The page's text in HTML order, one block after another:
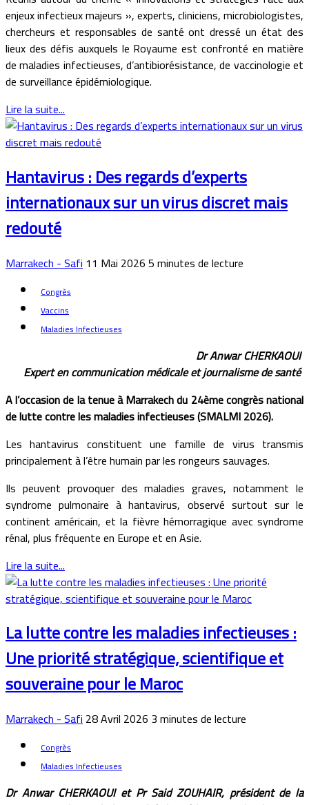
enjeux infectieux majeurs », experts, cliniciens, microbiologistes,
chercheurs et responsables de santé ont dressé un état des
lieux des défis auxquels le Royaume est confronté en matière
de maladies infectieuses, d’antibiorésistance, de vaccinologie et
de surveillance épidémiologique.
Lire la suite...
Hantavirus : Des regards d’experts
internationaux sur un virus discret mais
redouté
Marrakech - Safi11 Mai 20265minutes de lecture
Congrès
Vaccins
Maladies Infectieuses
Dr Anwar CHERKAOUI
Expert en communication médicale et journalisme de santé
A l’occasion de la tenue à Marrakech du 24ème congrès national
de lutte contre les maladies infectieuses (SMALMI 2026).
Les hantavirus constituent une famille de virus transmis
principalement à l’être humain par les rongeurs sauvages.
Ils peuvent provoquer des maladies graves, notamment le
syndrome pulmonaire à hantavirus, observé surtout sur le
continent américain, et la fièvre hémorragique avec syndrome
rénal, plus fréquente en Europe et en Asie.
Lire la suite...
La lutte contre les maladies infectieuses :
Une priorité stratégique, scientifique et
souveraine pour le Maroc
Marrakech - Safi28 Avril 2026 3minutes de lecture
Congrès
Maladies Infectieuses
Dr Anwar CHERKAOUI et Pr Said ZOUHAIR, président de la